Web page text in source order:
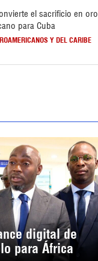
el sacrificio en oro
para Cuba
Y DEL CARIBE
digital de
para África